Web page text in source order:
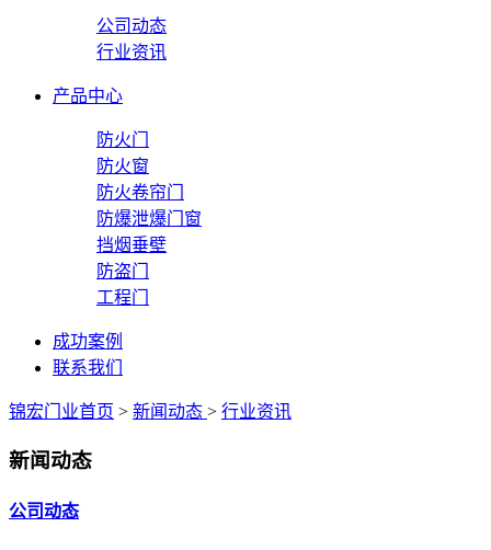
公司动态
行业资讯
产品中心
防火门
防火窗
防火卷帘门
防爆泄爆门窗
挡烟垂壁
防盗门
工程门
成功案例
联系我们
锦宏门业首页 > 新闻动态 > 行业资讯
新闻动态
公司动态